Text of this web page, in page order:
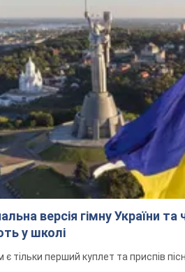
версія гімну України та
у школі
перший куплет та приспів